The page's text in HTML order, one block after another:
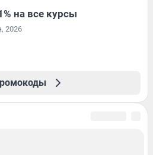
на все курсы
2026